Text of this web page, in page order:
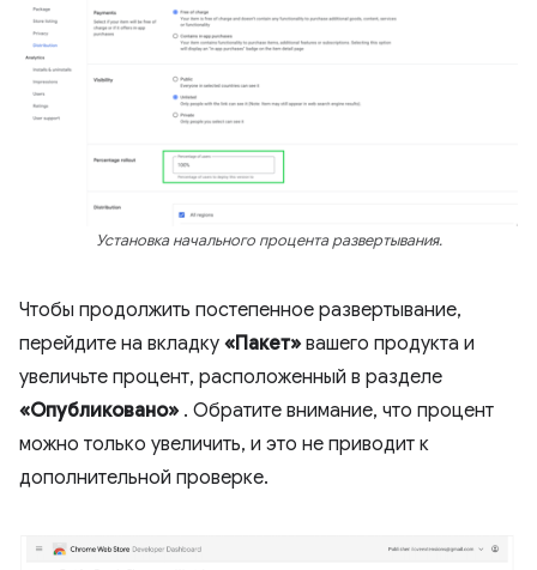
Установка начального процента развертывания.
Чтобы продолжить постепенное развертывание,
перейдите на вкладку «Пакет» вашего продукта и
увеличьте процент, расположенный в разделе
«Опубликовано» . Обратите внимание, что процент
можно только увеличить, и это не приводит к
дополнительной проверке.